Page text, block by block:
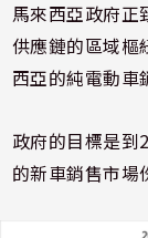
馬來西亞政府正
供應鏈的區域樞
西亞的純電動車
政府的目標是
的新車銷售市場